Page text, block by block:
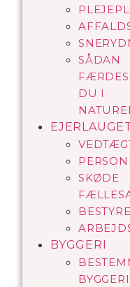
SÅDAN
FÆRDES
DU I
SKØDE
BYGGERI
BYGGERI